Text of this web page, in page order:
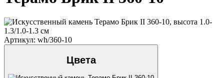
Артикул: wh/360-10
Цвета